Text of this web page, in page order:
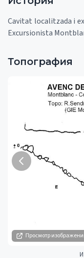
Cavitat localitzada i
Excursionista
Топография
Просмотр